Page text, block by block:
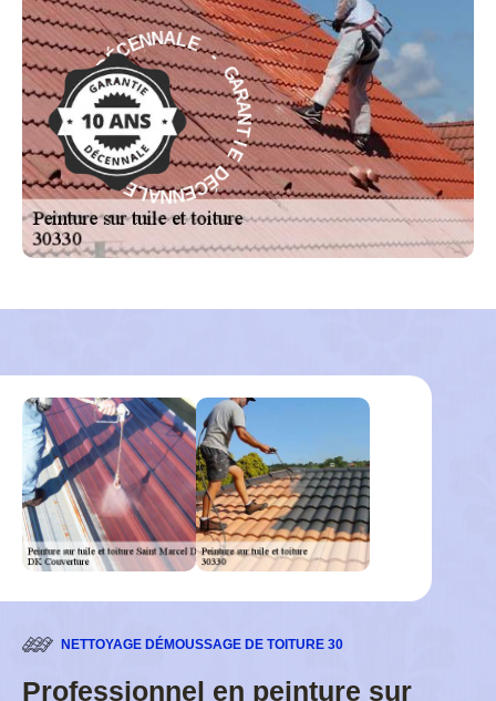
G
A
R
A
N
T
I
E
D
É
C
E
NNALE - GAR
A
N
T
I
E
D
É
C
E
N
N
A
L
E
-
NETTOYAGE DÉMOUSSAGE DE TOITURE 30
Professionnel en peinture sur